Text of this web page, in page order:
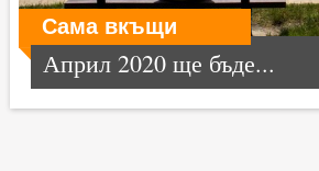
Сама вкъщи
Април 2020 ще бъде...